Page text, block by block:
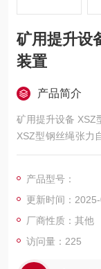
矿用提升设
装置
产品简介
矿用提升设备 XSZ
XSZ型钢丝绳张力
式和液压垫块调绳
产品型号：
更新时间：
厂商性质：其他
访问量：225